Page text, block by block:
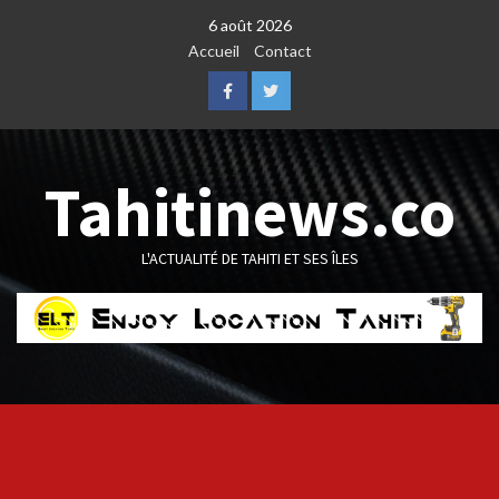
6 août 2026
Accueil
Contact
FacebookTwitter
Tahitinews.co
L'ACTUALITÉ DE TAHITI ET SES ÎLES